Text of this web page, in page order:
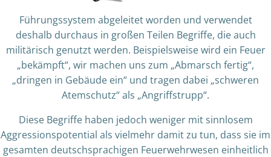
Führungssystem abgeleitet worden und verwendet
deshalb durchaus in großen Teilen Begriffe, die auch
militärisch genutzt werden. Beispielsweise wird ein Feuer
„bekämpft“, wir machen uns zum „Abmarsch fertig“,
„dringen in Gebäude ein“ und tragen dabei „schweren
Atemschutz“ als „Angriffstrupp“.
Diese Begriffe haben jedoch weniger mit sinnlosem
Aggressionspotential als vielmehr damit zu tun, dass sie im
gesamten deutschsprachigen Feuerwehrwesen einheitlich